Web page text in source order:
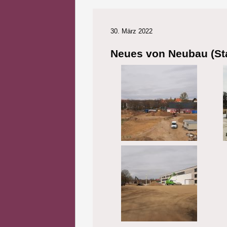
30. März 2022
Neues von Neubau